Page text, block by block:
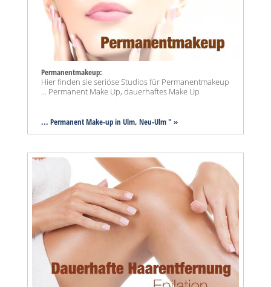
Permanentmakeup:
Hier finden sie seriöse Studios für Permanentmakeup
... Permanent Make Up, dauerhaftes Make Up
... Permanent Make-up in Ulm, Neu-Ulm " »